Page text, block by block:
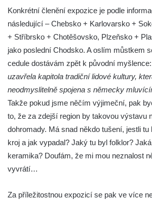
Muzeum Sokolov
Až do města Aš (národopisné a textilní
muzeum)
Muzeum východních Čech v Hradci
Vlastivědné muzeum v Olomouci, nositel
hlavní ceny Gloria musaealis za rok 2012
Od minerálky do Českého lesa (muzeum v
Tachově)
Konkrétní členění expozice je podle
následující – Chebsko + Karlovarsko +
+ Stříbrsko + Chotěšovsko, Plzeňsko +
jako poslední Chodsko. A oslím můstkem
cedule dostávám zpět k původní myšlence:
uzavřela kapitola tradiční lidové kultury,
neodmyslitelně spojena s německy
Takže pokud jsme něčím výjimeční, pak
to, že za zdejší region by takovou výstavu
dohromady. Má snad někdo tušení, jestli
kroj a jak vypadal? Jaký tu byl folklor?
keramika? Doufám, že mi mou neznalost
vyvrátí…
Za příležitostnou expozicí se pak ve více